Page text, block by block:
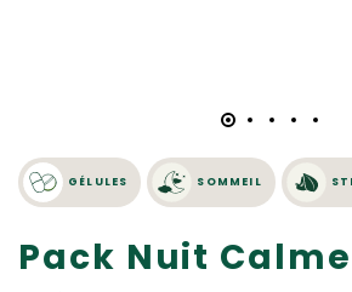
GÉLULES SOMMEIL
Pack Nuit